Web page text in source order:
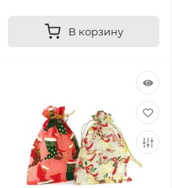
В корзину